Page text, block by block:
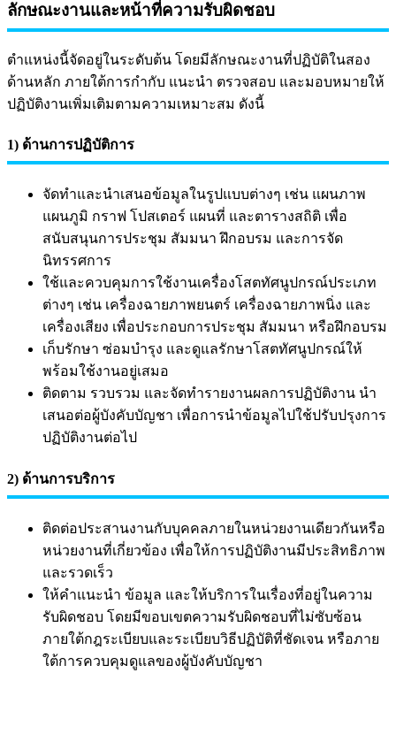
ลักษณะงานและหน้าที่ความรับผิดชอบ
ตำแหน่งนี้จัดอยู่ในระดับต้น โดยมีลักษณะงานที่ปฏิบัติในสอง
ด้านหลัก ภายใต้การกำกับ แนะนำ ตรวจสอบ และมอบหมายให้
ปฏิบัติงานเพิ่มเติมตามความเหมาะสม ดังนี้
1) ด้านการปฏิบัติการ
จัดทำและนำเสนอข้อมูลในรูปแบบต่างๆ เช่น แผนภาพ
แผนภูมิ กราฟ โปสเตอร์ แผนที่ และตารางสถิติ เพื่อ
สนับสนุนการประชุม สัมมนา ฝึกอบรม และการจัด
นิทรรศการ
ใช้และควบคุมการใช้งานเครื่องโสตทัศนูปกรณ์ประเภท
ต่างๆ เช่น เครื่องฉายภาพยนตร์ เครื่องฉายภาพนิ่ง และ
เครื่องเสียง เพื่อประกอบการประชุม สัมมนา หรือฝึกอบรม
เก็บรักษา ซ่อมบำรุง และดูแลรักษาโสตทัศนูปกรณ์ให้
พร้อมใช้งานอยู่เสมอ
ติดตาม รวบรวม และจัดทำรายงานผลการปฏิบัติงาน นำ
เสนอต่อผู้บังคับบัญชา เพื่อการนำข้อมูลไปใช้ปรับปรุงการ
ปฏิบัติงานต่อไป
2) ด้านการบริการ
ติดต่อประสานงานกับบุคคลภายในหน่วยงานเดียวกันหรือ
หน่วยงานที่เกี่ยวข้อง เพื่อให้การปฏิบัติงานมีประสิทธิภาพ
และรวดเร็ว
ให้คำแนะนำ ข้อมูล และให้บริการในเรื่องที่อยู่ในความ
รับผิดชอบ โดยมีขอบเขตความรับผิดชอบที่ไม่ซับซ้อน
ภายใต้กฎระเบียบและระเบียบวิธีปฏิบัติที่ชัดเจน หรือภาย
ใต้การควบคุมดูแลของผู้บังคับบัญชา